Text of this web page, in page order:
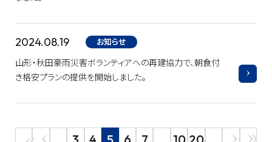
2024.08.19 お知らせ
山形・秋田豪雨災害ボランティアへの再建協力で、朝食付
き格安プランの提供を開始しました。